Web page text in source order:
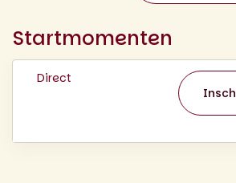
Startmomenten
Direct